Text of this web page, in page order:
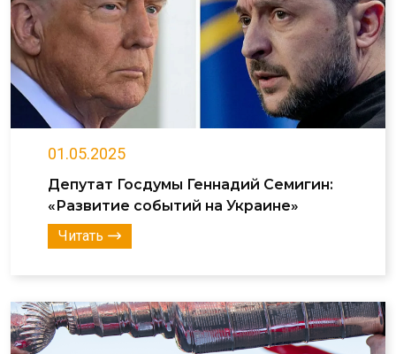
01.05.2025
Депутат Госдумы Геннадий Семигин:
«Развитие событий на Украине»
Читать